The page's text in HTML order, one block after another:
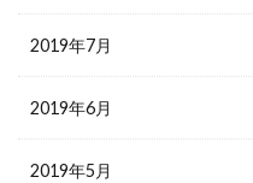
2019年7月
2019年6月
2019年5月